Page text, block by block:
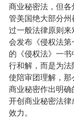
商业秘密法，但
管美国绝大部分州
过一般法律原则
会发布《侵权法
的《侵权法》一书
行和解，而是为
使陪审团理解，那
商业秘密作出明确
开创商业秘密法
效力。